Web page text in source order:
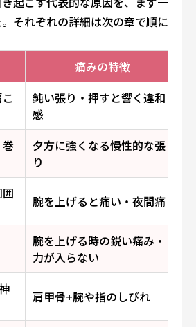
それぞれの詳細は次の章で順に
痛みの特徴
鈍い張り・押すと響く違和
感
夕方に強くなる慢性的な張
り
腕を上げると痛い・夜間痛
腕を上げる時の鋭い痛み・
力が入らない
肩甲骨+腕や指のしびれ